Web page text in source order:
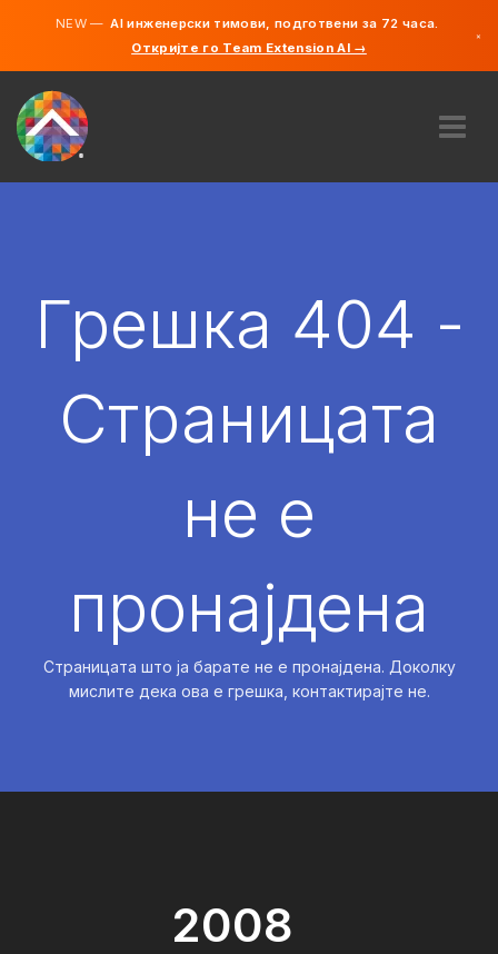
NEW —AI инженерски тимови, подготвени за 72 часа.
Откријте го Team Extension AI →
×
АНГАЖИРАЈ
Грешка 404 -
Страницата
не е
пронајдена
Страницата што ја барате не е пронајдена. Доколку
мислите дека ова е грешка, контактирајте не.
2008